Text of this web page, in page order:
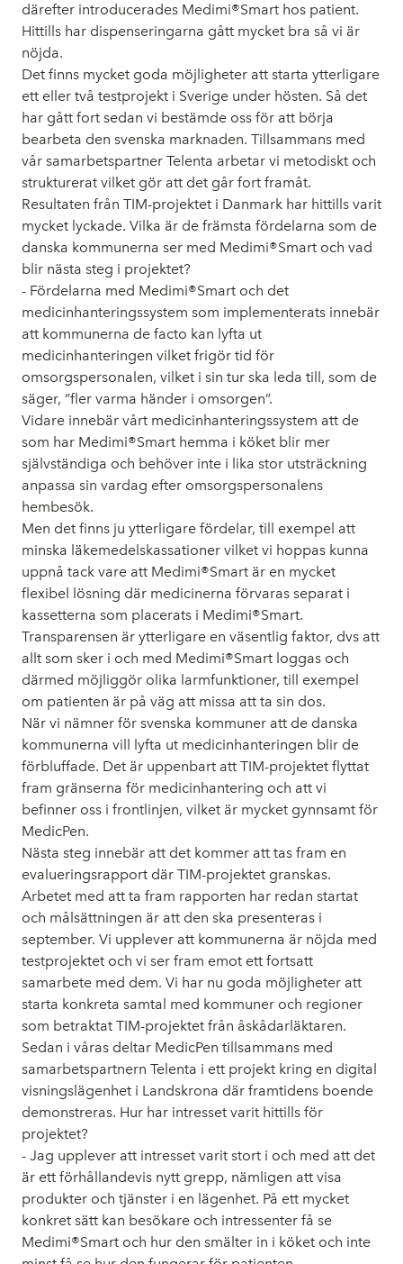
därefter introducerades Medimi®Smart hos patient.
Hittills har dispenseringarna gått mycket bra så vi är
nöjda.
Det finns mycket goda möjligheter att starta ytterligare
ett eller två testprojekt i Sverige under hösten. Så det
har gått fort sedan vi bestämde oss för att börja
bearbeta den svenska marknaden. Tillsammans med
vår samarbetspartner Telenta arbetar vi metodiskt och
strukturerat vilket gör att det går fort framåt.
Resultaten från TIM-projektet i Danmark har hittills varit
mycket lyckade. Vilka är de främsta fördelarna som de
danska kommunerna ser med Medimi®Smart och vad
blir nästa steg i projektet?
- Fördelarna med Medimi®Smart och det
medicinhanteringssystem som implementerats innebär
att kommunerna de facto kan lyfta ut
medicinhanteringen vilket frigör tid för
omsorgspersonalen, vilket i sin tur ska leda till, som de
säger, ”fler varma händer i omsorgen”.
Vidare innebär vårt medicinhanteringssystem att de
som har Medimi®Smart hemma i köket blir mer
självständiga och behöver inte i lika stor utsträckning
anpassa sin vardag efter omsorgspersonalens
hembesök.
Men det finns ju ytterligare fördelar, till exempel att
minska läkemedelskassationer vilket vi hoppas kunna
uppnå tack vare att Medimi®Smart är en mycket
flexibel lösning där medicinerna förvaras separat i
kassetterna som placerats i Medimi®Smart.
Transparensen är ytterligare en väsentlig faktor, dvs att
allt som sker i och med Medimi®Smart loggas och
därmed möjliggör olika larmfunktioner, till exempel
om patienten är på väg att missa att ta sin dos.
När vi nämner för svenska kommuner att de danska
kommunerna vill lyfta ut medicinhanteringen blir de
förbluffade. Det är uppenbart att TIM-projektet flyttat
fram gränserna för medicinhantering och att vi
befinner oss i frontlinjen, vilket är mycket gynnsamt för
MedicPen.
Nästa steg innebär att det kommer att tas fram en
evalueringsrapport där TIM-projektet granskas.
Arbetet med att ta fram rapporten har redan startat
och målsättningen är att den ska presenteras i
september. Vi upplever att kommunerna är nöjda med
testprojektet och vi ser fram emot ett fortsatt
samarbete med dem. Vi har nu goda möjligheter att
starta konkreta samtal med kommuner och regioner
som betraktat TIM-projektet från åskådarläktaren.
Sedan i våras deltar MedicPen tillsammans med
samarbetspartnern Telenta i ett projekt kring en digital
visningslägenhet i Landskrona där framtidens boende
demonstreras. Hur har intresset varit hittills för
projektet?
- Jag upplever att intresset varit stort i och med att det
är ett förhållandevis nytt grepp, nämligen att visa
produkter och tjänster i en lägenhet. På ett mycket
konkret sätt kan besökare och intressenter få se
Medimi®Smart och hur den smälter in i köket och inte